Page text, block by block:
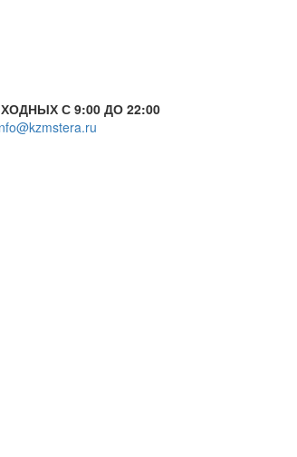
С 9:00 ДО 22:00